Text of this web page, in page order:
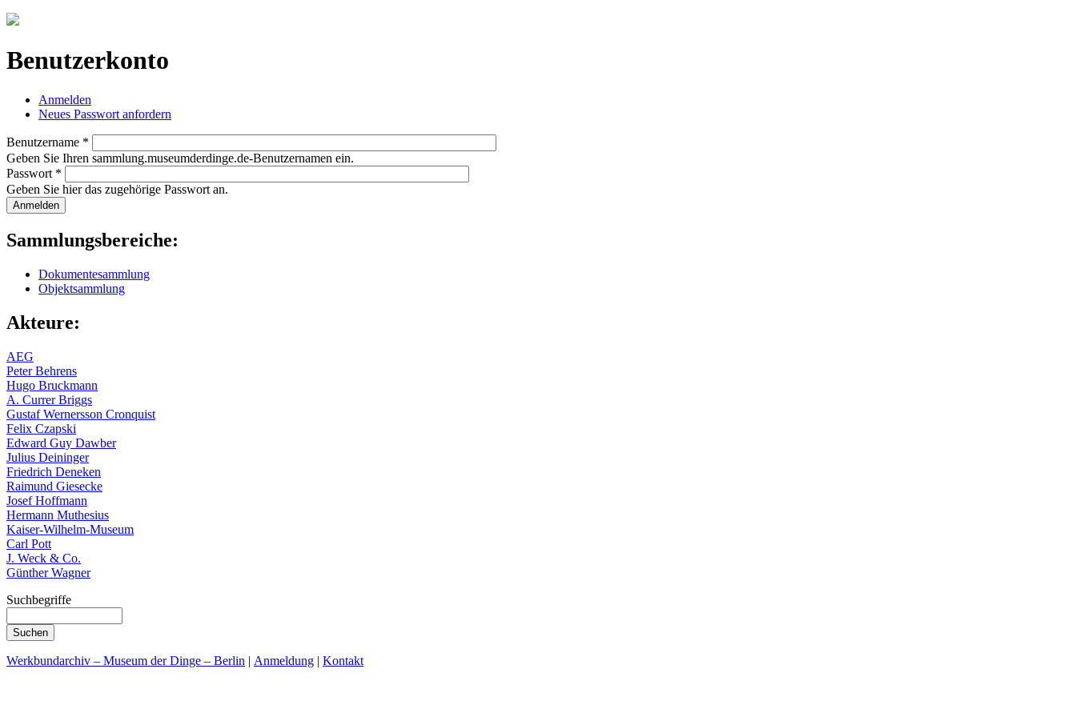
Jump to navigation
Benutzerkonto
Haupt-Reiter
Anmelden
Neues Passwort anfordern
Benutzername *
Geben Sie Ihren sammlung.museumderdinge.de-Benutzernamen ein.
Passwort *
Geben Sie hier das zugehörige Passwort an.
Sammlungsbereiche:
Dokumentesammlung
Objektsammlung
Akteure:
AEG
Peter Behrens
Hugo Bruckmann
A. Currer Briggs
Gustaf Wernersson Cronquist
Felix Czapski
Edward Guy Dawber
Julius Deininger
Friedrich Deneken
Raimund Giesecke
Josef Hoffmann
Hermann Muthesius
Kaiser-Wilhelm-Museum
Carl Pott
J. Weck & Co.
Günther Wagner
Suchbegriffe
Werkbundarchiv – Museum der Dinge – Berlin | Anmeldung | Kontakt